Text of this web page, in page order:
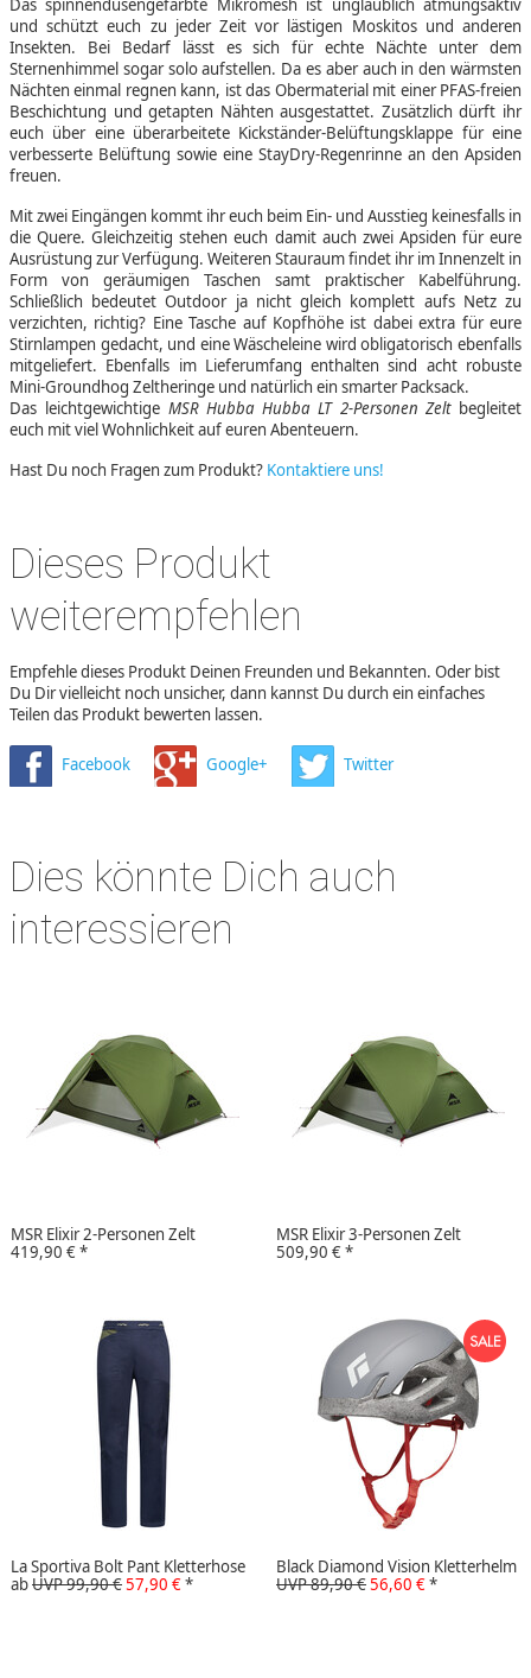
Das spinnendüsengefärbte Mikromesh ist unglaublich atmungsaktiv
und schützt euch zu jeder Zeit vor lästigen Moskitos und anderen
Insekten. Bei Bedarf lässt es sich für echte Nächte unter dem
Sternenhimmel sogar solo aufstellen. Da es aber auch in den wärmsten
Nächten einmal regnen kann, ist das Obermaterial mit einer PFAS-freien
Beschichtung und getapten Nähten ausgestattet. Zusätzlich dürft ihr
euch über eine überarbeitete Kickständer-Belüftungsklappe für eine
verbesserte Belüftung sowie eine StayDry-Regenrinne an den Apsiden
freuen.
Mit zwei Eingängen kommt ihr euch beim Ein- und Ausstieg keinesfalls in
die Quere. Gleichzeitig stehen euch damit auch zwei Apsiden für eure
Ausrüstung zur Verfügung. Weiteren Stauraum findet ihr im Innenzelt in
Form von geräumigen Taschen samt praktischer Kabelführung.
Schließlich bedeutet Outdoor ja nicht gleich komplett aufs Netz zu
verzichten, richtig? Eine Tasche auf Kopfhöhe ist dabei extra für eure
Stirnlampen gedacht, und eine Wäscheleine wird obligatorisch ebenfalls
mitgeliefert. Ebenfalls im Lieferumfang enthalten sind acht robuste
Mini-Groundhog Zeltheringe und natürlich ein smarter Packsack.
Das leichtgewichtige MSR Hubba Hubba LT 2-Personen Zeltbegleitet
euch mit viel Wohnlichkeit auf euren Abenteuern.
Hast Du noch Fragen zum Produkt? Kontaktiere uns!
Dieses Produkt
weiterempfehlen
Empfehle dieses Produkt Deinen Freunden und Bekannten. Oder bist
Du Dir vielleicht noch unsicher, dann kannst Du durch ein einfaches
Teilen das Produkt bewerten lassen.
Facebook Google+ Twitter
Dies könnte Dich auch
interessieren
MSR Elixir 2-Personen Zelt
419,90 €*
MSR Elixir 3-Personen Zelt
509,90 €*
La Sportiva Bolt Pant Kletterhose
abUVP 99,90 €57,90 €*
Black Diamond Vision Kletterhelm
UVP 89,90 €56,60 €*